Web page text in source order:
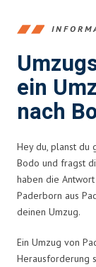
ein
nach
Hey du, planst du
Bodo und fragst
haben die
Paderborn aus
deinen Umzug.
Ein Umzug von
Herausforderung